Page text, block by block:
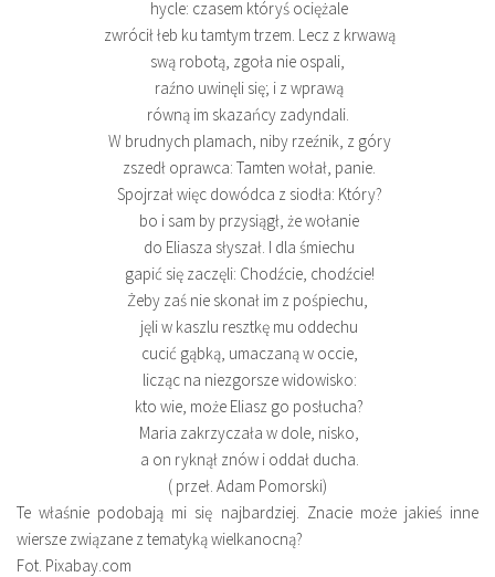
hycle: czasem któryś ociężale
zwrócił łeb ku tamtym trzem. Lecz z krwawą
swą robotą, zgoła nie ospali,
raźno uwinęli się; i z wprawą
równą im skazańcy zadyndali.
W brudnych plamach, niby rzeźnik, z góry
zszedł oprawca: Tamten wołał, panie.
Spojrzał więc dowódca z siodła: Który?
bo i sam by przysiągł, że wołanie
do Eliasza słyszał. I dla śmiechu
gapić się zaczęli: Chodźcie, chodźcie!
Żeby zaś nie skonał im z pośpiechu,
jęli w kaszlu resztkę mu oddechu
cucić gąbką, umaczaną w occie,
licząc na niezgorsze widowisko:
kto wie, może Eliasz go posłucha?
Maria zakrzyczała w dole, nisko,
a on ryknął znów i oddał ducha.
( przeł. Adam Pomorski)
Tewłaśnie podobają mi się najbardziej. Znacie może jakieś inne
wiersze związane z tematyką wielkanocną?
Fot. Pixabay.com